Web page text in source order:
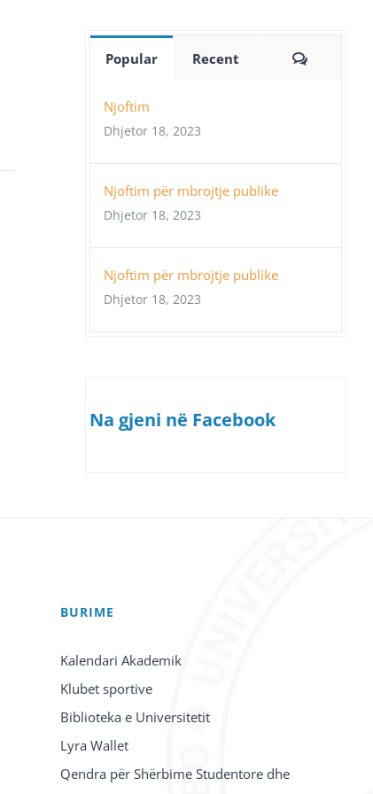
Popular Recent
Njoftim
Dhjetor 18, 2023
Njoftim për mbrojtje publike
Dhjetor 18, 2023
Njoftim për mbrojtje publike
Dhjetor 18, 2023
Na gjeni në Facebook
BURIME
Kalendari Akademik
Klubet sportive
Biblioteka e Universitetit
Lyra Wallet
Qendra për Shërbime Studentore dhe